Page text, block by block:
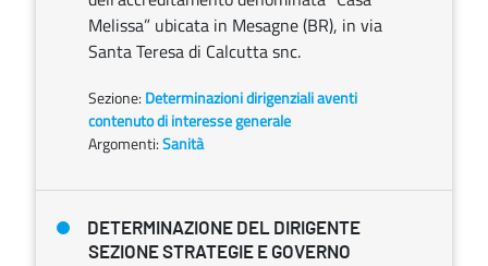
Melissa” ubicata in Mesagne (BR), in via
Santa Teresa di Calcutta snc.
Sezione: Determinazioni dirigenziali aventi
contenuto di interesse generale
Argomenti:Sanità
DETERMINAZIONE DEL DIRIGENTE
SEZIONE STRATEGIE E GOVERNO